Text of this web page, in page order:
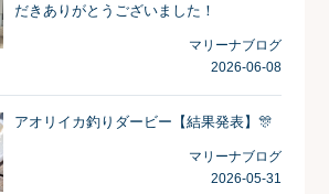
だきありがとうございました！
マリーナブログ
2026-06-08
アオリイカ釣りダービー【結果発表】🎊
マリーナブログ
2026-05-31